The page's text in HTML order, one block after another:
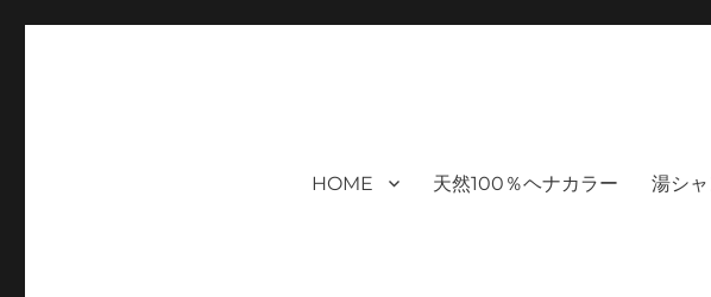
ケアサロン｜オフィシャルサイト｜福
HOME 天然100％ヘナカラー 湯シ